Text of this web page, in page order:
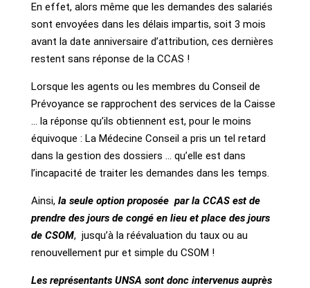
En effet, alors même que les demandes des salariés
sont envoyées dans les délais impartis, soit 3 mois
avant la date anniversaire d’attribution, ces dernières
restent sans réponse de la CCAS !
Lorsque les agents ou les membres du Conseil de
Prévoyance se rapprochent des services de la Caisse
… la réponse qu’ils obtiennent est, pour le moins
équivoque : La Médecine Conseil a pris un tel retard
dans la gestion des dossiers … qu’elle est dans
l’incapacité de traiter les demandes dans les temps.
Ainsi, la seule option proposée par la CCAS est de
prendre des jours de congé en lieu et place des jours
de CSOM, jusqu’à la réévaluation du taux ou au
renouvellement pur et simple du CSOM !
Les représentants UNSA sont donc intervenus auprès